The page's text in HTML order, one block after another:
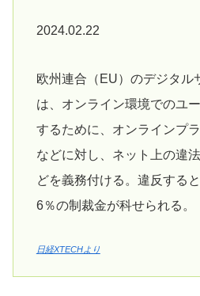
2024.02.22
欧州連合（EU）のデジタル
は、オンライン環境でのユ
するために、オンラインプ
などに対し、ネット上の違
どを義務付ける。違反する
6％の制裁金が科せられる。
日経XTECHより